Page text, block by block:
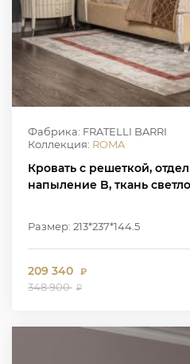
Фабрика: FRATELLI BARRI
Коллекция: ROMA
Кровать с решеткой,
напыление B, ткань
Размер: 213*237*144.5
209 340 ₽
348 900 ₽